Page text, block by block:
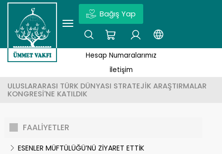
Ör: Kudüs, Vakıf Projesi, Haberler | Enter tuşuna basmayı unutmayın.
Bağış Yap
Hesap Numaralarımız
İletişim
ULUSLARARASI TÜRK DÜNYASI STRATEJİK ARAŞTIRMALAR
KONGRESİ'NE KATILDIK
FAALİYETLER
ESENLER MÜFTÜLÜĞÜ’NÜ ZİYARET ETTİK
YÖNETIM KURULU
HAKKIMIZDA
KAMUOYUNA DUYURU
KUDÜS'ÜN TARIHI
KUDÜS'TE HAYAT
COĞRAFYASI
EĞITIM PROJELERI
SOSYAL PROJELER
KUTSAL YERLERI KORUMA PROJELERI